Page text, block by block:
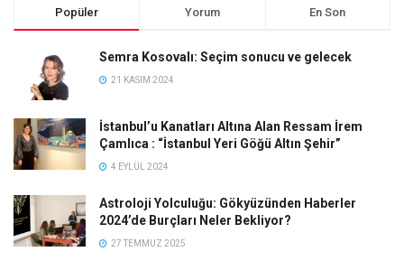
Popüler Yorum En Son
Semra Kosovalı: Seçim sonucu ve gelecek
21 KASIM 2024
İstanbul’u Kanatları Altına Alan Ressam İrem
Çamlıca : “İstanbul Yeri Göğü Altın Şehir”
4 EYLÜL 2024
Astroloji Yolculuğu: Gökyüzünden Haberler
2024’de Burçları Neler Bekliyor?
27 TEMMUZ 2025